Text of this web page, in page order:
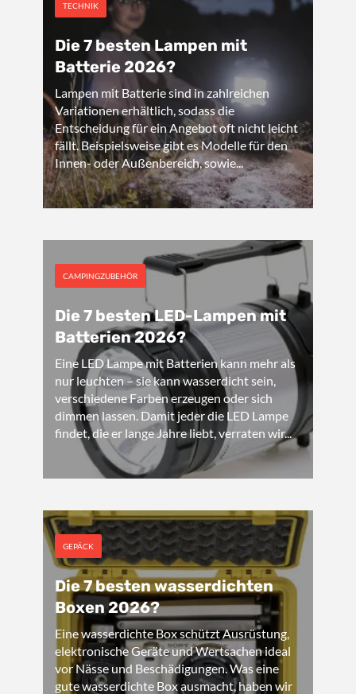
TECHNIK
Die 7 besten Lampen mit
Batterie 2026?
Lampen mit Batterie sind in zahlreichen
Variationen erhältlich, sodass die
Entscheidung für ein Angebot oft nicht leicht
fällt. Beispielsweise gibt es Modelle für den
Innen- oder Außenbereich, sowie...
CAMPINGZUBEHÖR
Die 7 besten LED-Lampen mit
Batterien 2026?
Eine LED Lampe mit Batterien kann mehr als
nur leuchten – sie kann wasserdicht sein,
verschiedene Farben erzeugen oder sich
dimmen lassen. Damit jeder die LED Lampe
findet, die er lange Jahre liebt, verraten wir...
GEPÄCK
Die 7 besten wasserdichten
Boxen 2026?
Eine wasserdichte Box schützt Ausrüstung,
elektronische Geräte und Wertsachen ideal
vor Nässe und Beschädigungen. Was eine
gute wasserdichte Box ausmacht, haben wir